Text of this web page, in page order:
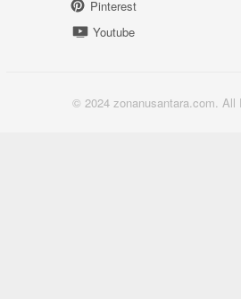
Pinterest
Youtube
© 2024 zonanusantara.com. All